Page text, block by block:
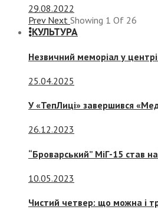
29.08.2022
Prev Next Showing 1 Of 26
КУЛЬТУРА
Незвичний меморіал у
25.04.2025
У «ТепЛиці» завершився
26.12.2023
“Броварський” МіГ-15 став
10.05.2023
Чистий четвер: що можна і